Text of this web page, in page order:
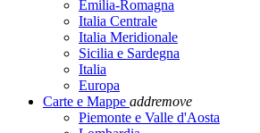
Emilia-Romagna
Italia Centrale
Italia Meridionale
Sicilia e Sardegna
Italia
Europa
Carte e Mappe addremove
Piemonte e Valle d'Aosta